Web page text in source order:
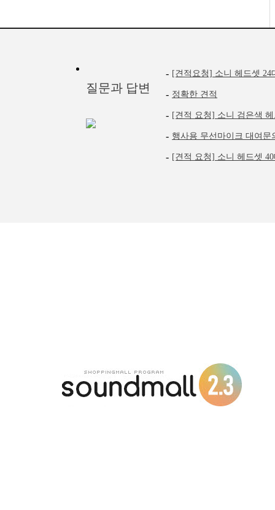
질문과 답변
- [견적요청] 소니 헤드셋 24
- 정확한 견적
- [견적 요청] 소니 검은색
- 행사용 무선마이크 대여문
- [견적 요청] 소니 헤드셋